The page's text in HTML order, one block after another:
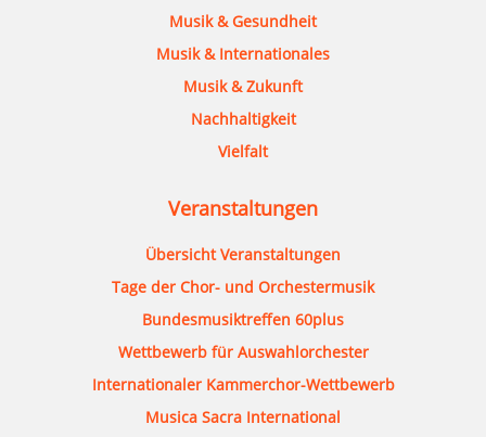
Musik & Gesundheit
Musik & Internationales
Musik & Zukunft
Nachhaltigkeit
Vielfalt
Veranstaltungen
Übersicht Veranstaltungen
Tage der Chor- und Orchestermusik
Bundesmusiktreffen 60plus
Wettbewerb für Auswahlorchester
Internationaler Kammerchor-Wettbewerb
Musica Sacra International